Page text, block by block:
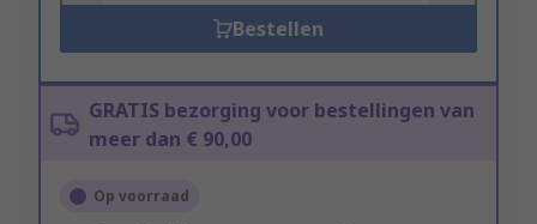
Bestellen
GRATIS bezorging voor bestellingen van
meer dan € 90,00
Op voorraad